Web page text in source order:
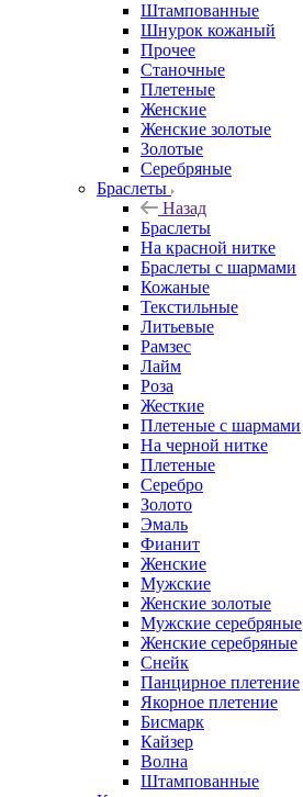
Штампованные
Шнурок кожаный
Прочее
Станочные
Плетеные
Женские
Женские золотые
Золотые
Серебряные
Браслеты
Назад
Браслеты
На красной нитке
Браслеты с шармами
Кожаные
Текстильные
Литьевые
Рамзес
Лайм
Роза
Жесткие
Плетеные с шармами
На черной нитке
Плетеные
Серебро
Золото
Эмаль
Фианит
Женские
Мужские
Женские золотые
Мужские серебряные
Женские серебряные
Снейк
Панцирное плетение
Якорное плетение
Бисмарк
Кайзер
Волна
Штампованные